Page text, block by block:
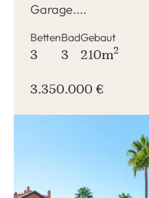
Garage....
Betten
3
Bad
3
Gebaut
210m2
3.350.000 €